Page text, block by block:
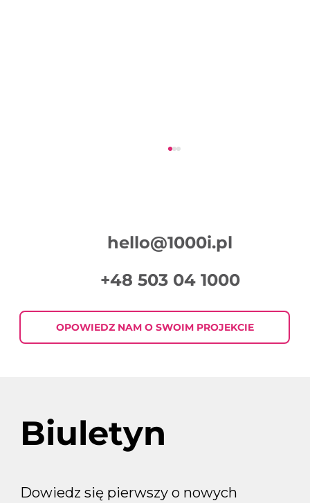
Czym jest master?
hello@1000i.pl
+48 503 04 1000
OPOWIEDZ NAM O SWOIM PROJEKCIE
Biuletyn
Dowiedz się pierwszy o nowych